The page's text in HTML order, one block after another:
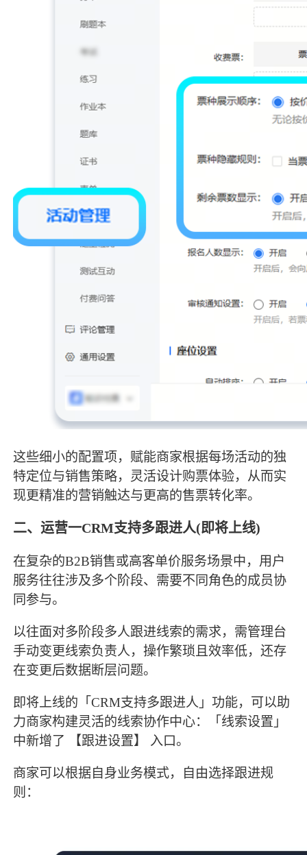
这些细小的配置项，赋能商家根据每场活动的独
特定位与销售策略，灵活设计购票体验，从而实
现更精准的营销触达与更高的售票转化率。
二、运营一CRM支持多跟进人(即将上线)
在复杂的B2B销售或高客单价服务场景中，用户
服务往往涉及多个阶段、需要不同角色的成员协
同参与。
以往面对多阶段多人跟进线索的需求，需管理台
手动变更线索负责人，操作繁琐且效率低，还存
在变更后数据断层问题。
即将上线的「CRM支持多跟进人」功能，可以助
力商家构建灵活的线索协作中心：「线索设置」
中新增了 【跟进设置】 入口。
商家可以根据自身业务模式，自由选择跟进规
则：